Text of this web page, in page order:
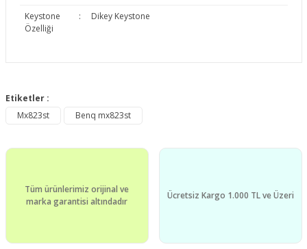
Keystone
Özelliği
: Dikey Keystone
konularda yetersiz gördüğünüz noktaları öneri formunu
Görüş ve önerileriniz için teşekkür ederiz.
Ürün resmi kalitesiz, bozuk veya görüntülenemiyor.
Ürün bilgilerinde hatalar bulunuyor.
Etiketler :
Mx823st
Benq mx823st
Tüm ürünlerimiz orijinal ve
marka garantisi altındadır
Ücretsiz Kargo 1.000 TL ve Üzeri